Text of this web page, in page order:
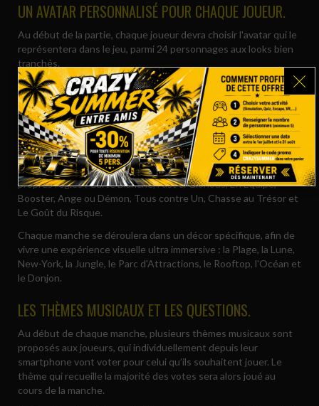
UN AVATAR PERSONNALISÉ POUR CHAQUE JOUEUR.
Au début de la partie, chaque joueur devra choisir l'avatar qui le
représentera dans le jeu, parmi 24 personnages aux looks bien
tranchés.
En fonction de votre personnalité et de vos goûts
vestimentaires, votre expérience sera personnalisée à votre
image.
8 MANCHES ET 8 DÉCORS.
Vous vous affronterez au cous de 8 manches, chacune avec ses
propres règles : Carte Blanche, Fast & Glorious, En Equipe,
Booster, Ange ou Démon, Tous contre Un, Chasse au Trésor et
Le Goût du Risque.
Chaque manche se déroulera dans un décor spécifique, afin de
vivre une expérience visuelle ultra immersive : la Plage, la Lune,
New-York, la Jungle, le Parc d'Attractions, le Rooftop, l'Océan et
le Donjon.
LES THÈMES MUSICAUX ET LES QUESTIONS.
Au début de chaque manche, plusieurs thèmes musicaux sont
proposés aux joueurs, qui individuellement depuis leur
smartphone vont voter pour celui qu’ils souhaitent jouer. Le
thème qui recueille la majorité des votes sera alors joué au
cours de la manche.